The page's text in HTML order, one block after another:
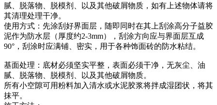
腻、脱落物、脱模剂、以及其他破屑物质，如有上述物体请将
其清理处理干净。
使用方式：先涂刮好界面层，随即同时在其上刮涂高分子益胶
泥作为防水层（厚度约2-3mm），刮涂方向应与界面层互成
90°，刮涂时应满铺、密实，用于各种饰面砖的防水粘结。
基面处理：底材必须坚实平整，表面必须干净，无灰尘、油
腻、脱落物、脱模剂、以及其他破屑物质。
所有小空隙可用粉料加入清水或水泥胶浆将拌成湿团状，将其
抹平。